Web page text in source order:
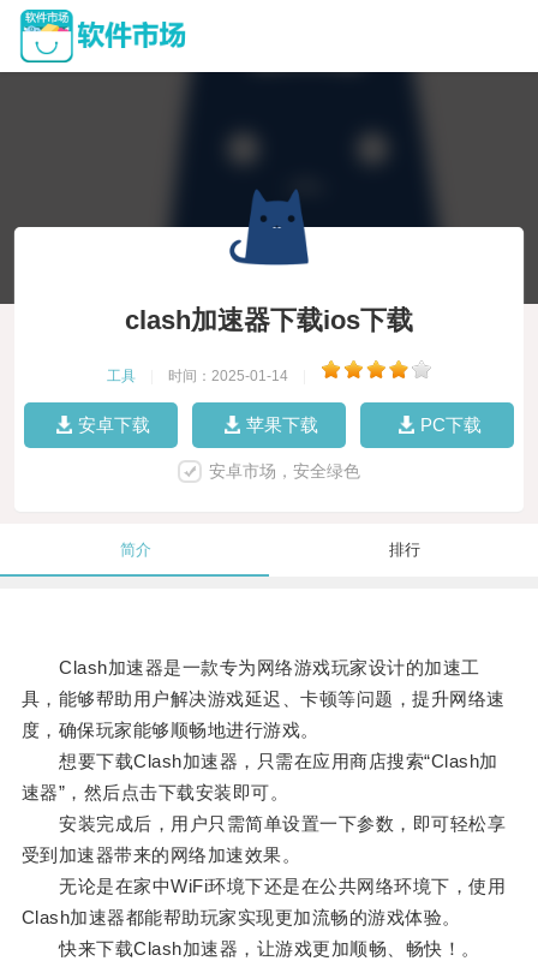
clash加速器下载ios下载
工具 时间：2025-01-14
安卓下载 苹果下载 PC下载
安卓市场，安全绿色
简介 排行
Clash加速器是一款专为网络游戏玩家设计的加速工
具，能够帮助用户解决游戏延迟、卡顿等问题，提升网络速
度，确保玩家能够顺畅地进行游戏。
想要下载Clash加速器，只需在应用商店搜索“Clash加
速器”，然后点击下载安装即可。
安装完成后，用户只需简单设置一下参数，即可轻松享
受到加速器带来的网络加速效果。
无论是在家中WiFi环境下还是在公共网络环境下，使用
Clash加速器都能帮助玩家实现更加流畅的游戏体验。
快来下载Clash加速器，让游戏更加顺畅、畅快！。